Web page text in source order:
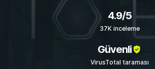
4.9/5
37K inceleme
Güvenli
VirusTotal taraması